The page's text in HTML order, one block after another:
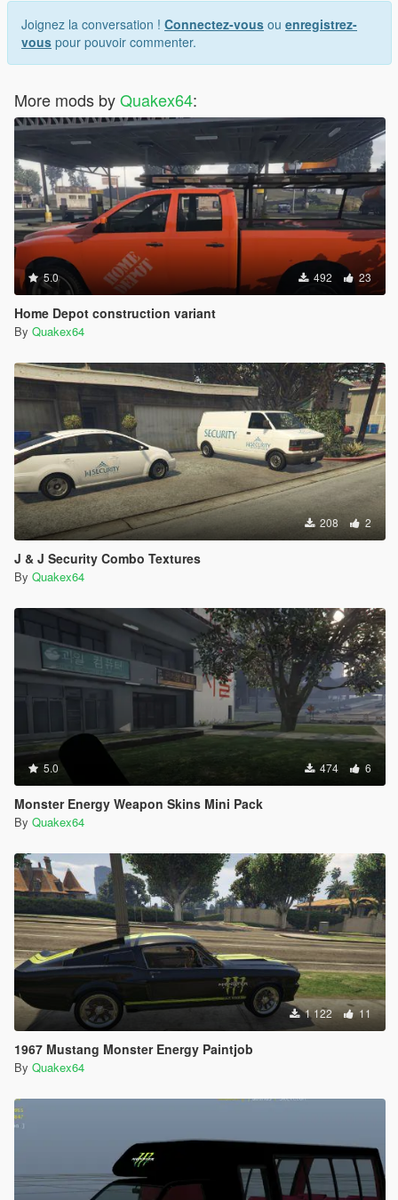
Joignez la conversation ! Connectez-vous ou enregistrez-
vous pour pouvoir commenter.
More mods byQuakex64:
5.0 492 23
Home Depot construction variant
By Quakex64
208 2
J & J Security Combo Textures
By Quakex64
5.0 474 6
Monster Energy Weapon Skins Mini Pack
By Quakex64
1 122 11
1967 Mustang Monster Energy Paintjob
By Quakex64